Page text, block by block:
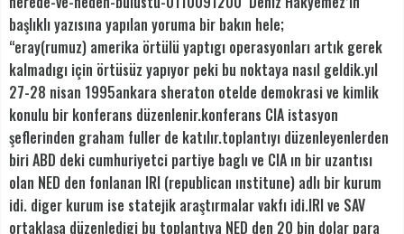
başlıklı yazısına yapılan yoruma bir bakın hele;
“eray(rumuz) amerika örtülü yaptıgı operasyonları artık gerek
kalmadıgı için örtüsüz yapıyor peki bu noktaya nasıl geldik.yıl
27-28 nisan 1995ankara sheraton otelde demokrasi ve kimlik
konulu bir konferans düzenlenir.konferans CIA istasyon
şeflerinden graham fuller de katılır.toplantıyı düzenleyenlerden
biri ABD deki cumhuriyetci partiye baglı ve CIA ın bir uzantısı
olan NED den fonlanan IRI (republican ınstitune) adlı bir kurum
idi. diger kurum ise statejik araştırmalar vakfı idi.IRI ve SAV
ortaklaşa düzenledigi bu toplantıya NED den 20 bin dolar para